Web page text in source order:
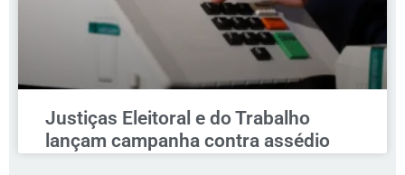
Justiças Eleitoral e do Trabalho
lançam campanha contra assédio